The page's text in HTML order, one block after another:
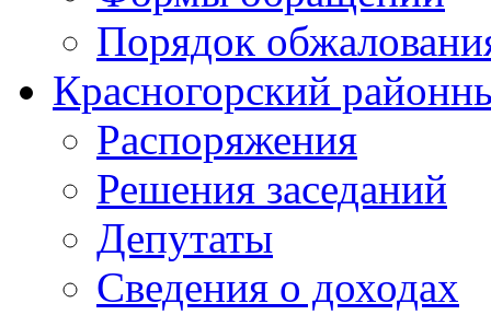
Порядок
Красногорский
Распоряжения
Решения заседаний
Депутаты
Сведения о доходах